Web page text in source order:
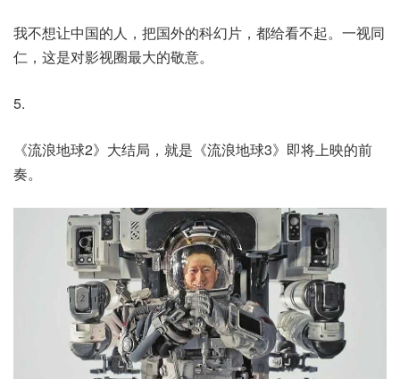
我不想让中国的人，把国外的科幻片，都给看不起。一视同
仁，这是对影视圈最大的敬意。
5.
《流浪地球2》大结局，就是《流浪地球3》即将上映的前
奏。